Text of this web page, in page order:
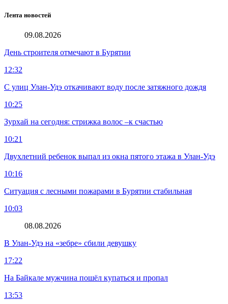
Лента новостей
09.08.2026
День строителя отмечают в Бурятии
12:32
С улиц Улан-Удэ откачивают воду после затяжного дождя
10:25
Зурхай на сегодня: стрижка волос –к счастью
10:21
Двухлетний ребенок выпал из окна пятого этажа в Улан-Удэ
10:16
Ситуация с лесными пожарами в Бурятии стабильная
10:03
08.08.2026
В Улан-Удэ на «зебре» сбили девушку
17:22
На Байкале мужчина пошёл купаться и пропал
13:53